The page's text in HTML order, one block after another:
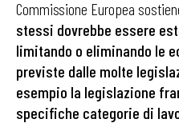
Commissione Europea
stessi dovrebbe essere
limitando o eliminando le
previste dalle molte
esempio la legislazione
specifiche categorie di